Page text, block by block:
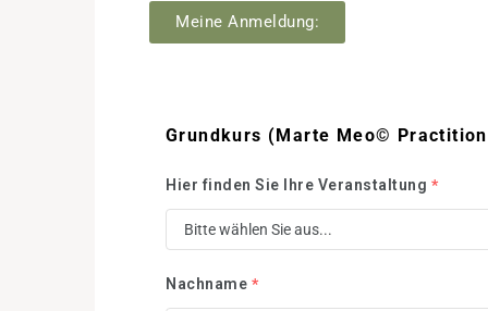
Meine Anmeldung:
Grundkurs (Marte Meo©
Hier finden Sie Ihre Veranstaltung *
Nachname *